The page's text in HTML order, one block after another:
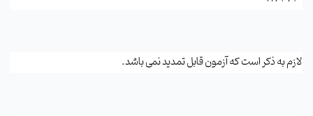
لازم به ذکر است که آزمون قابل تمدید نمی باشد.